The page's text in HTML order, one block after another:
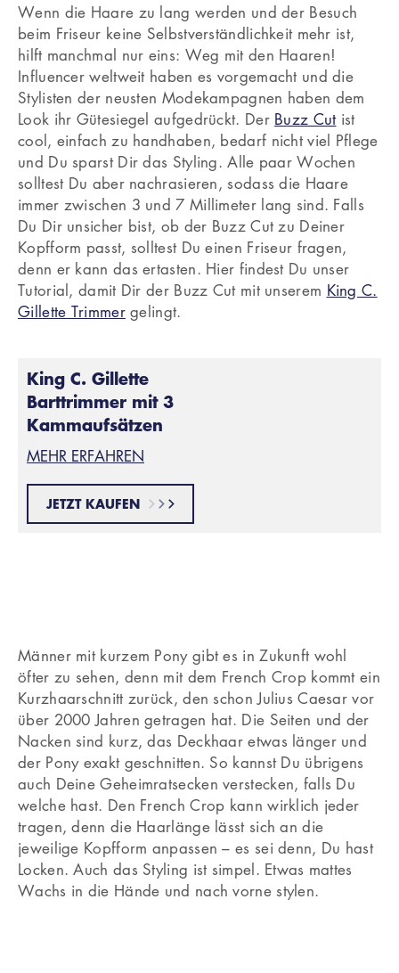
Wenn die Haare zu lang werden und der Besuch
beim Friseur keine Selbstverständlichkeit mehr ist,
hilft manchmal nur eins: Weg mit den Haaren!
Influencer weltweit haben es vorgemacht und die
Stylisten der neusten Modekampagnen haben dem
Look ihr Gütesiegel aufgedrückt. Der Buzz Cutist
cool, einfach zu handhaben, bedarf nicht viel Pflege
und Du sparst Dir das Styling. Alle paar Wochen
solltest Du aber nachrasieren, sodass die Haare
immer zwischen 3 und 7 Millimeter lang sind. Falls
Du Dir unsicher bist, ob der Buzz Cut zu Deiner
Kopfform passt, solltest Du einen Friseur fragen,
denn er kann das ertasten. Hier findest Du unser
Tutorial, damit Dir der Buzz Cut mit unserem King C.
Gillette Trimmergelingt.
King C. Gillette
Barttrimmer mit 3
Kammaufsätzen
MEHR ERFAHREN
JETZT KAUFEN
Männer mit kurzem Pony gibt es in Zukunft wohl
öfter zu sehen, denn mit dem French Crop kommt ein
Kurzhaarschnitt zurück, den schon Julius Caesar vor
über 2000 Jahren getragen hat. Die Seiten und der
Nacken sind kurz, das Deckhaar etwas länger und
der Pony exakt geschnitten. So kannst Du übrigens
auch Deine Geheimratsecken verstecken, falls Du
welche hast. Den French Crop kann wirklich jeder
tragen, denn die Haarlänge lässt sich an die
jeweilige Kopfform anpassen – es sei denn, Du hast
Locken. Auch das Styling ist simpel. Etwas mattes
Wachs in die Hände und nach vorne stylen.